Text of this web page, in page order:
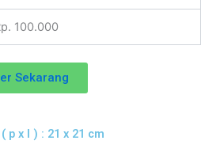
100.000
Sekarang
p x l ) : 21 x 21 cm